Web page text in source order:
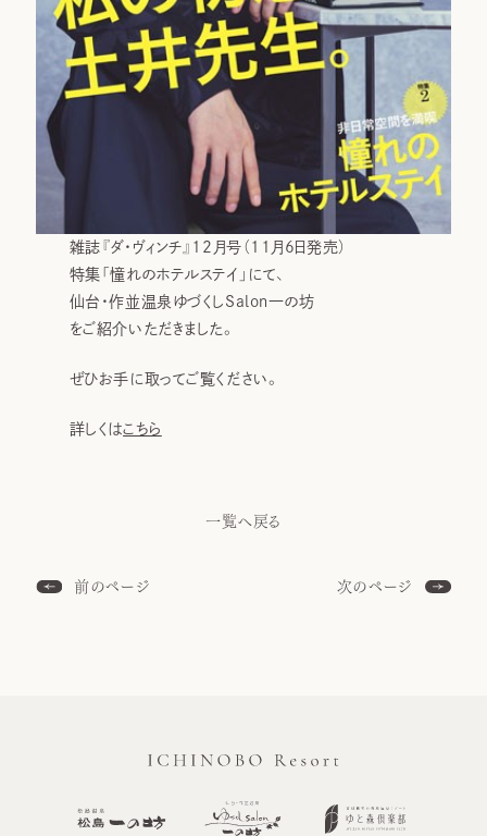
雑誌『ダ・ヴィンチ』12月号（11月6日発売）
特集「憧れのホテルステイ」にて、
仙台・作並温泉ゆづくしSalon一の坊
をご紹介いただきました。
ぜひお手に取ってご覧ください。
詳しくはこちら
前のページ
一覧へ戻る
次のページ